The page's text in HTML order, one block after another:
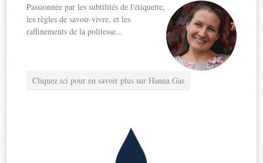
Passionnée par les subtilités de l'étiquette,
les règles de savoir-vivre, et les
raffinements de la politesse...
Cliquez ici pour en savoir plus sur Hanna Gas